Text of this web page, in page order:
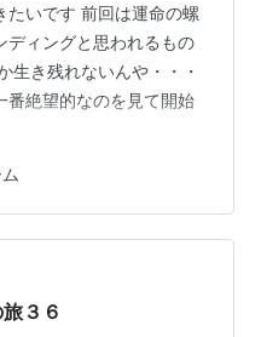
たいです 前回は運命の螺
ディングと思われるもの
生き残れないんや・・・
番絶望的なのを見て開始
３６